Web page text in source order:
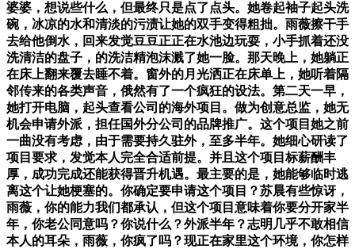
婆婆，想说些什么，但最终只是点了点头。她卷起袖子起头洗
碗，冰凉的水和清淡的污渍让她的双手变得粗拙。雨薇擦干手
去给他倒水，回来发觉豆豆正正在水池边玩耍，小手抓着还没
洗清洁的盘子，的洗洁精泡沫溅了她一脸。那天晚上，她躺正
在床上翻来覆去睡不着。窗外的月光洒正在床单上，她听着隔
邻传来的各类声音，俄然有了一个疯狂的设法。第二天一早，
她打开电脑，起头查看公司的海外项目。做为创意总监，她无
机会申请外派，担任国外分公司的品牌推广。这个项目她之前
一曲没有考虑，由于需要持久驻外，至多半年。她细心研读了
项目要求，发觉本人完全合适前提。并且这个项目标薪酬丰
厚，成功完成还能获得晋升机遇。最主要的是，她能够临时逃
离这个让她梗塞的。你确定要申请这个项目？苏晨有些惊讶，
雨薇，你的能力我们都承认，但这个项目意味着你要分开家半
年，你老公同意吗？你说什么？外派半年？志明几乎不敢相信
本人的耳朵，雨薇，你疯了吗？现正在家里这个环境，你怎样